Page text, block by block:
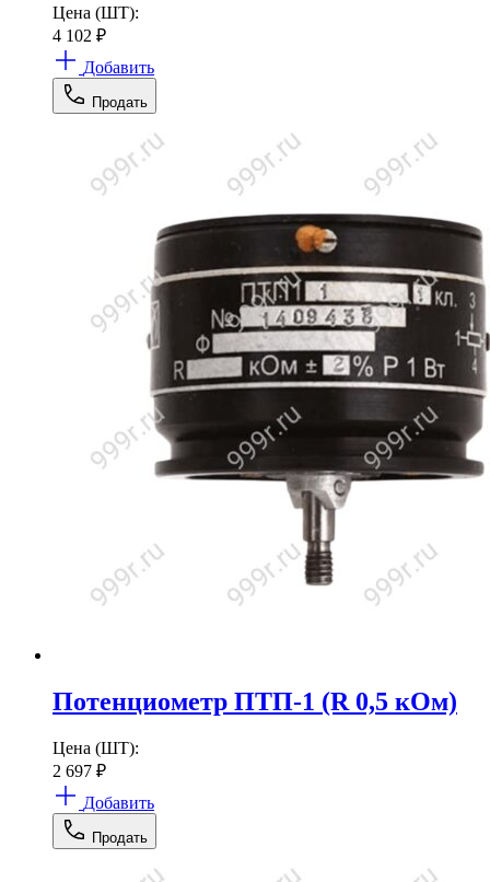
Цена (ШТ):
4 102 ₽
Добавить
Продать
Потенциометр ПТП-1 (R 0,5 кОм)
Цена (ШТ):
2 697 ₽
Добавить
Продать